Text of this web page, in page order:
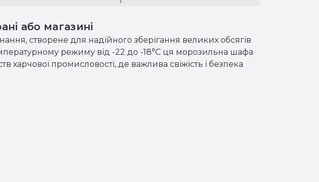
або магазині
створене для надійного зберігання великих обсягів
режиму від -22 до -18°C ця морозильна шафа
харчової промисловості, де важлива свіжість і безпека